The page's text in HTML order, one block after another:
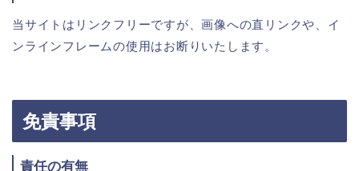
当サイトはリンクフリーですが、画像への直リンクや、イ
ンラインフレームの使用はお断りいたします。
免責事項
責任の有無